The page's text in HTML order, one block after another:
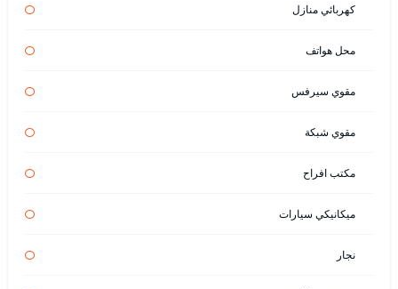
كهربائي منازل
محل هواتف
مقوي سيرفس
مقوي شبكة
مكتب افراح
ميكانيكي سيارات
نجار